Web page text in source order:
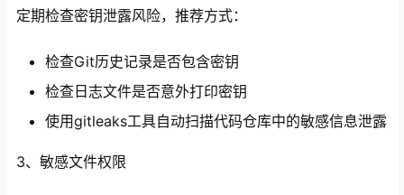
定期检查密钥泄露风险，推荐方式：
检查Git历史记录是否包含密钥
检查日志文件是否意外打印密钥
使用gitleaks工具自动扫描代码仓库中的敏感信息泄露
3、敏感文件权限